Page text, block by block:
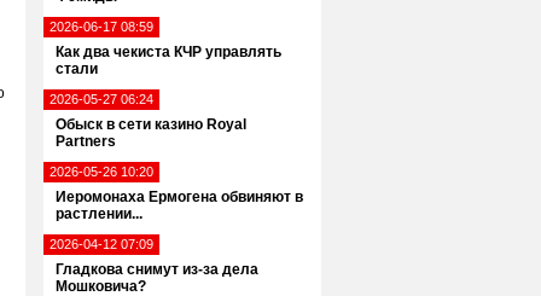
2026-06-17 08:59
Как два чекиста КЧР управлять
стали
2026-05-27 06:24
Обыск в сети казино Royal
Partners
2026-05-26 10:20
Иеромонаха Ермогена обвиняют в
растлении...
2026-04-12 07:09
Гладкова снимут из-за дела
Мошковича?